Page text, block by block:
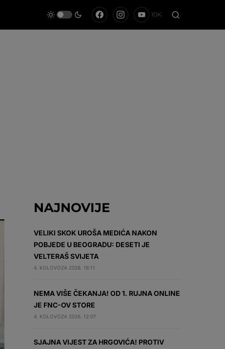
10K
NAJNOVIJE
VELIKI SKOK UROŠA MEDIĆA NAKON
POBJEDE U BEOGRADU: DESETI JE
VELTERAŠ SVIJETA
4. KOLOVOZA 2026. 16:11
NEMA VIŠE ČEKANJA! OD 1. RUJNA ONLINE
JE FNC-OV STORE
4. KOLOVOZA 2026. 12:07
SJAJNA VIJEST ZA HRGOVIĆA! PROTIV